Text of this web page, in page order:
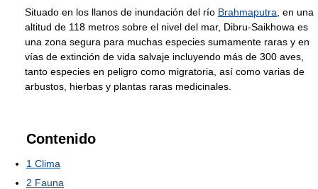
Situado en los llanos de inundación del río Brahmaputra , en una
altitud de 118 metros sobre el nivel del mar, Dibru-Saikhowa es
una zona segura para muchas especies sumamente raras y en
vías de extinción de vida salvaje incluyendo más de 300 aves,
tanto especies en peligro como migratoria, así como varias de
arbustos, hierbas y plantas raras medicinales.
Contenido
1 Clima
2 Fauna